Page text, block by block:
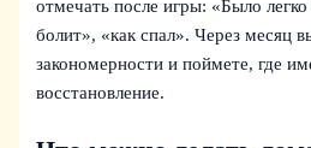
отмечать после игры: «Было
болит», «как спал». Через месяц
закономерности и поймете, где
восстановление.